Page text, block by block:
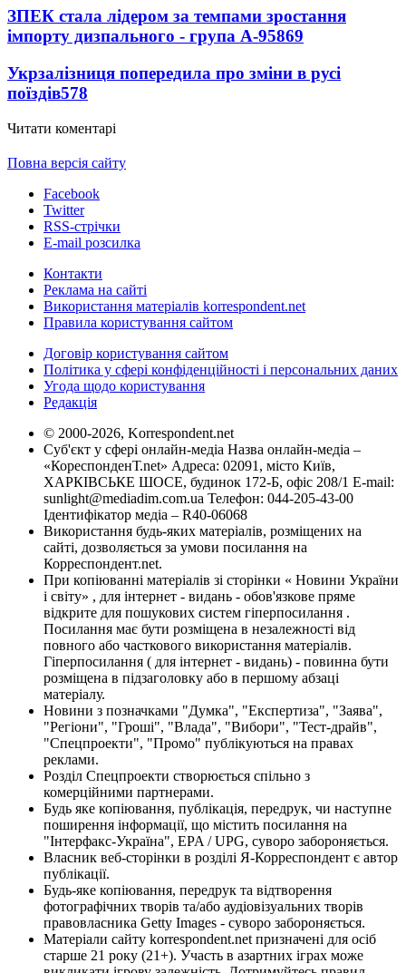
ЗПЕК стала лідером за темпами зростання
імпорту дизпального - група А-95869
Укрзалізниця попередила про зміни в русі
поїздів578
Читати коментарі
Повна версія сайту
Facebook
Twitter
RSS-стрічки
E-mail розсилка
Контакти
Реклама на сайті
Використання матеріалів korrespondent.net
Правила користування сайтом
Договір користування сайтом
Політика у сфері конфіденційності і персональних даних
Угода щодо користування
Редакція
© 2000-2026, Korrespondent.net
Суб'єкт у сфері онлайн-медіа Назва онлайн-медіа –
«КореспонденТ.net» Адреса: 02091, місто Київ,
ХАРКІВСЬКЕ ШОСЕ, будинок 172-Б, офіс 208/1 E-mail:
sunlight@mediadim.com.ua Телефон: 044-205-43-00
Ідентифікатор медіа – R40-06068
Використання будь-яких матеріалів, розміщених на
сайті, дозволяється за умови посилання на
Корреспондент.net.
При копіюванні матеріалів зі сторінки « Новини України
і світу» , для інтернет - видань - обов'язкове пряме
відкрите для пошукових систем гіперпосилання .
Посилання має бути розміщена в незалежності від
повного або часткового використання матеріалів.
Гіперпосилання ( для інтернет - видань) - повинна бути
розміщена в підзаголовку або в першому абзаці
матеріалу.
Новини з позначками "Думка", "Експертиза", "Заява",
"Регіони", "Гроші", "Влада", "Вибори", "Тест-драйв",
"Спецпроекти", "Промо" публікуються на правах
реклами.
Розділ Спецпроекти створюється спільно з
комерційними партнерами.
Будь яке копіювання, публікація, передрук, чи наступне
поширення інформації, що містить посилання на
"Інтерфакс-Україна", EPA / UPG, суворо забороняється.
Власник веб-сторінки в розділі Я-Корреспондент є автор
публікації.
Будь-яке копіювання, передрук та відтворення
фотографічних творів та/або аудіовізуальних творів
правовласника Getty Images - суворо забороняється.
Матеріали сайту korrespondent.net призначені для осіб
старше 21 року (21+). Участь в азартних іграх може